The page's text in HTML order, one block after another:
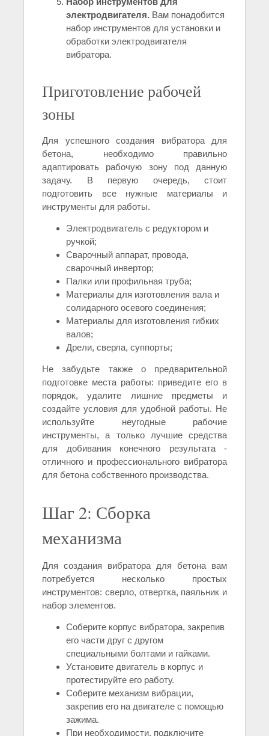
электродвигателя. Вам понадобится
набор инструментов для установки и
обработки электродвигателя
вибратора.
Приготовление рабочей
зоны
Для успешного создания вибратора для
бетона, необходимо правильно
адаптировать рабочую зону под данную
задачу. В первую очередь, стоит
подготовить все нужные материалы и
инструменты для работы.
Электродвигатель с редуктором и
ручкой;
Сварочный аппарат, провода,
сварочный инвертор;
Палки или профильная труба;
Материалы для изготовления вала и
солидарного осевого соединения;
Материалы для изготовления гибких
валов;
Дрели, сверла, суппорты;
Не забудьте также о предварительной
подготовке места работы: приведите его в
порядок, удалите лишние предметы и
создайте условия для удобной работы. Не
используйте неугодные рабочие
инструменты, а только лучшие средства
для добивания конечного результата -
отличного и профессионального вибратора
для бетона собственного производства.
Шаг 2: Сборка
механизма
Для создания вибратора для бетона вам
потребуется несколько простых
инструментов: сверло, отвертка, паяльник и
набор элементов.
Соберите корпус вибратора, закрепив
его части друг с другом
специальными болтами и гайками.
Установите двигатель в корпус и
протестируйте его работу.
Соберите механизм вибрации,
закрепив его на двигателе с помощью
зажима.
При необходимости, подключите